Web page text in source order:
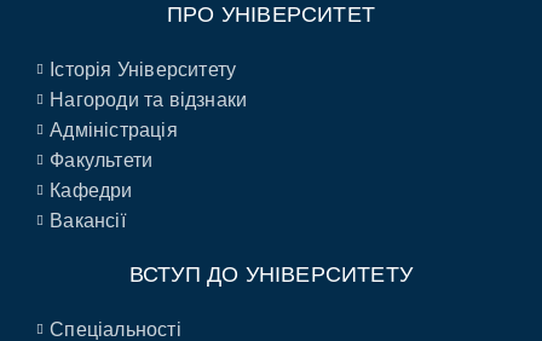
ПРО УНІВЕРСИТЕТ
Історія Університету
Нагороди та відзнаки
Адміністрація
Факультети
Кафедри
Вакансії
ВСТУП ДО УНІВЕРСИТЕТУ
Спеціальності